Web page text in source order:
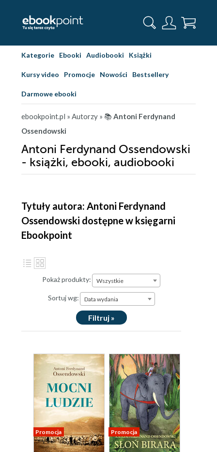
Kategorie Ebooki Audiobooki Książki
Kursy video Promocje Nowości Bestsellery
Darmowe ebooki
ebookpoint.pl » Autorzy » 📚Antoni Ferdynand
Ossendowski
Antoni Ferdynand Ossendowski
- książki, ebooki, audiobooki
Tytuły autora: Antoni Ferdynand
Ossendowski dostępne w księgarni
Ebookpoint
Pokaż produkty: Wszystkie
Sortuj wg: Data wydania
Filtruj »
Promocja Promocja